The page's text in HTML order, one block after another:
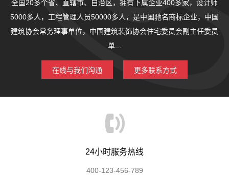
全国20多个省、直辖市、自治区，拥有下属企业400多家，设计师
5000多人，工程管理人员50000多人，是中国驰名商标企业，中国
建筑协会常务理事单位，中国建筑装饰协会住宅委员会副主任委员
单...
在线与我们沟通 更多联系方式
24小时服务热线
400-123-456-789